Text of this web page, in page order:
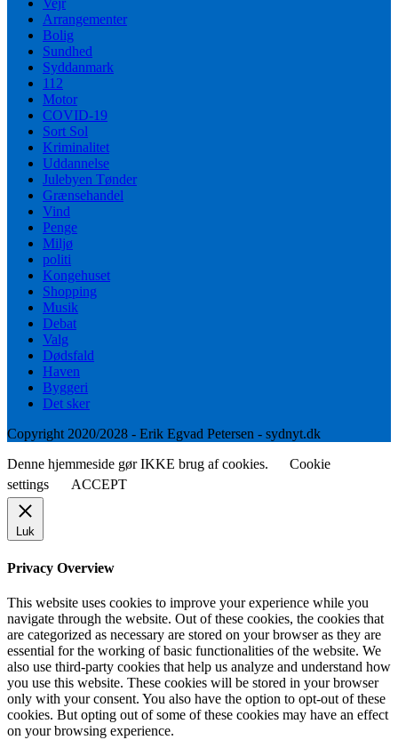
Vejr
Arrangementer
Bolig
Sundhed
Syddanmark
112
Motor
COVID-19
Sort Sol
Kriminalitet
Uddannelse
Julebyen Tønder
Grænsehandel
Vind
Penge
Miljø
politi
Kongehuset
Shopping
Musik
Debat
Valg
Dødsfald
Haven
Byggeri
Det sker
Copyright 2020/2028 - Erik Egvad Petersen - sydnyt.dk
Denne hjemmeside gør IKKE brug af cookies.
Cookie
settings
ACCEPT
Luk
Privacy Overview
This website uses cookies to improve your experience while you
navigate through the website. Out of these cookies, the cookies that
are categorized as necessary are stored on your browser as they are
essential for the working of basic functionalities of the website. We
also use third-party cookies that help us analyze and understand how
you use this website. These cookies will be stored in your browser
only with your consent. You also have the option to opt-out of these
cookies. But opting out of some of these cookies may have an effect
on your browsing experience.